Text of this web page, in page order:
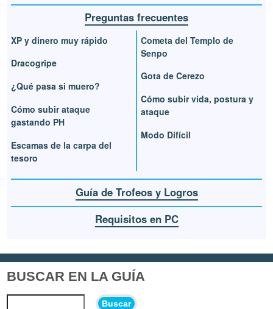
Preguntas frecuentes
XP y dinero muy rápido
Dracogripe
¿Qué pasa si muero?
Cómo subir ataque
gastando PH
Escamas de la carpa del
tesoro
Cometa del Templo de
Senpo
Gota de Cerezo
Cómo subir vida, postura y
ataque
Modo Difícil
Guía de Trofeos y Logros
Requisitos en PC
BUSCAR EN LA GUÍA
Buscar